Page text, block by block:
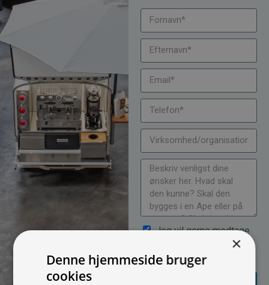
Jeg vil gerne modtage
nyheder på mail (bare rolig,
vi spammer ikke)
×
Denne hjemmeside bruger
cookies